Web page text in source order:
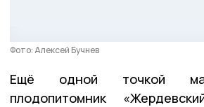
Фото: Алексей Бучнев
Ещё одной точкой
плодопитомник